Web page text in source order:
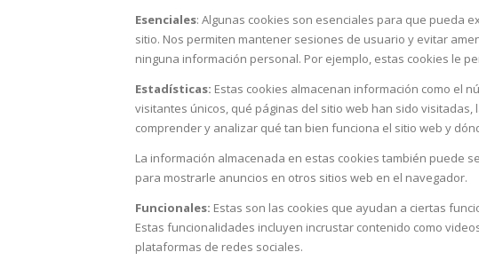
Esenciales: Algunas cookies son esenciales para que pueda
sitio. Nos permiten mantener sesiones de usuario y evitar
ninguna información personal. Por ejemplo, estas cookies le
Estadísticas: Estas cookies almacenan información como el
visitantes únicos, qué páginas del sitio web han sido
comprender y analizar qué tan bien funciona el sitio web y
La información almacenada en estas cookies también puede
para mostrarle anuncios en otros sitios web en el navegador.
Funcionales: Estas son las cookies que ayudan a ciertas
Estas funcionalidades incluyen incrustar contenido como
plataformas de redes sociales.